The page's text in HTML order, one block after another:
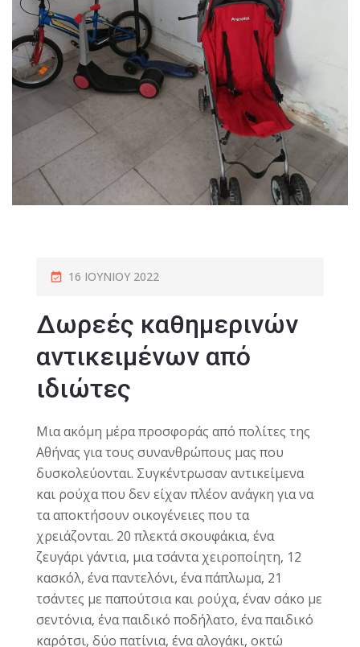
16 ΙΟΥΝΊΟΥ 2022
Δωρεές καθημερινών
αντικειμένων από
ιδιώτες
Μια ακόμη μέρα προσφοράς από πολίτες της
Αθήνας για τους συνανθρώπους μας που
δυσκολεύονται. Συγκέντρωσαν αντικείμενα
και ρούχα που δεν είχαν πλέον ανάγκη για να
τα αποκτήσουν οικογένειες που τα
χρειάζονται. 20 πλεκτά σκουφάκια, ένα
ζευγάρι γάντια, μια τσάντα χειροποίητη, 12
κασκόλ, ένα παντελόνι, ένα πάπλωμα, 21
τσάντες με παπούτσια και ρούχα, έναν σάκο με
σεντόνια, ένα παιδικό ποδήλατο, ένα παιδικό
καρότσι, δύο πατίνια, ένα αλογάκι, οκτώ